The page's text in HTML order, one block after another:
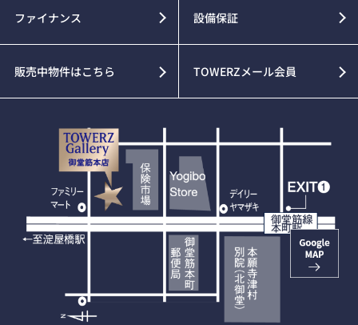
ファイナンス 設備保証
販売中物件はこちら TOWERZメール会員